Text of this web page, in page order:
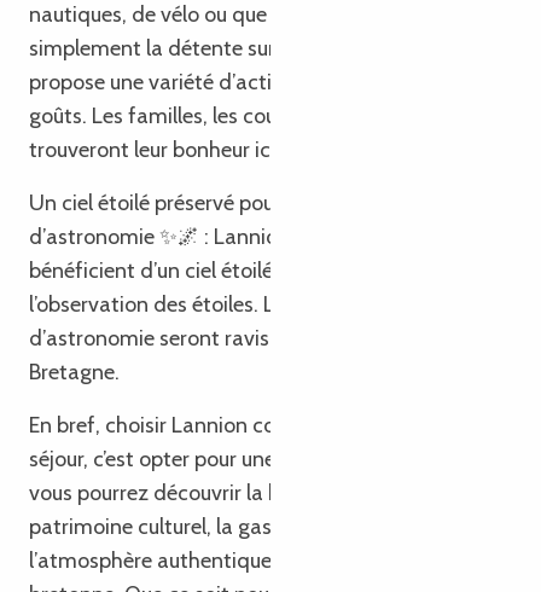
nautiques, de vélo ou que vous recherchiez
simplement la détente sur la plage, Lannion
propose une variété d’activités adaptées à tous les
goûts. Les familles, les couples et les aventuriers
trouveront leur bonheur ici.
Un ciel étoilé préservé pour les amateurs
d’astronomie ✨🌌 : Lannion et sa région
bénéficient d’un ciel étoilé préservé, idéal pour
l’observation des étoiles. Les passionnés
d’astronomie seront ravis par la clarté des nuits en
Bretagne.
En bref, choisir Lannion comme destination de
séjour, c’est opter pour une expérience unique où
vous pourrez découvrir la beauté naturelle, le riche
patrimoine culturel, la gastronomie savoureuse et
l’atmosphère authentique de cette charmante ville